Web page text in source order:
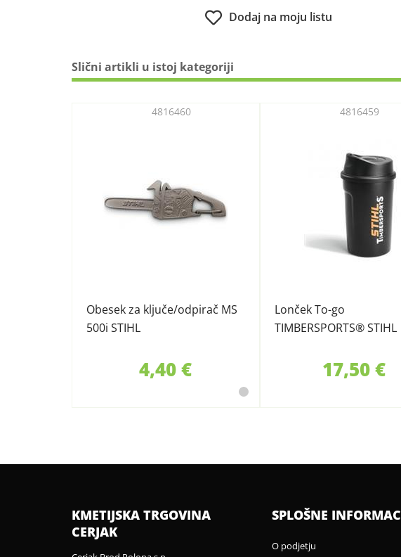
Dodaj na moju listu
Slični artikli u istoj kategoriji
Obesek za ključe/odpirač MS
500i STIHL
4816460
4,40 €
Lonček To-go
TIMBERSPORTS® STIHL
4816459
17,50 €
KMETIJSKA TRGOVINA
CERJAK
SPLOŠNE
O podjetju